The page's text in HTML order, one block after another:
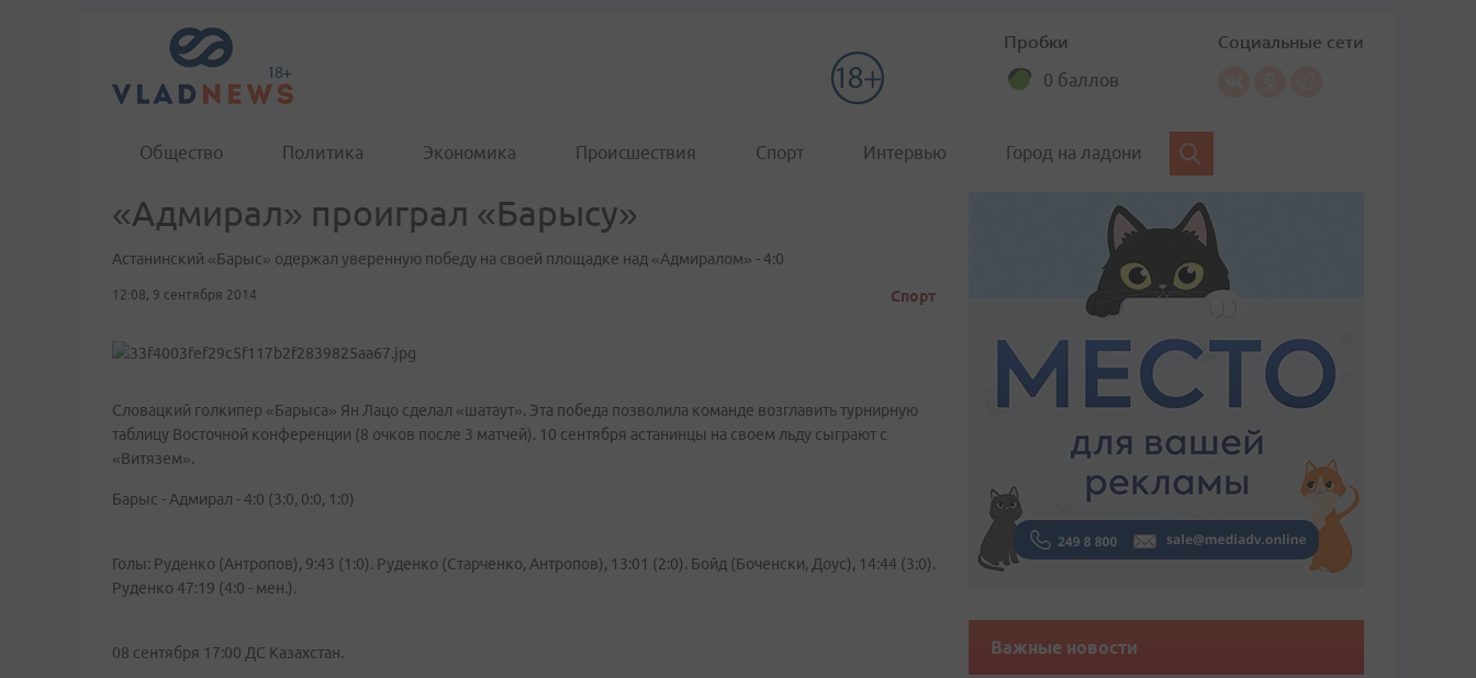
Пробки
0 баллов
Социальные сети
Общество Политика Экономика Происшествия Спорт Интервью Город на ладони
«Адмирал» проиграл «Барысу»
Астанинский «Барыс» одержал уверенную победу на своей площадке над «Адмиралом» - 4:0
12:08, 9 сентября 2014 Спорт
Словацкий голкипер «Барыса» Ян Лацо сделал «шатаут». Эта победа позволила команде возглавить турнирную
таблицу Восточной конференции (8 очков после 3 матчей). 10 сентября астанинцы на своем льду сыграют с
«Витязем».
Барыс - Адмирал - 4:0 (3:0, 0:0, 1:0)
Голы: Руденко (Антропов), 9:43 (1:0). Руденко (Старченко, Антропов), 13:01 (2:0). Бойд (Боченски, Доус), 14:44 (3:0).
Руденко 47:19 (4:0 - мен.).
08 сентября 17:00 ДС Казахстан. Важные новости